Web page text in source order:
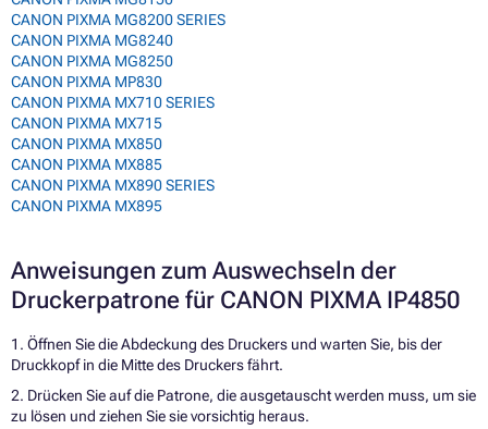
CANON PIXMA MG8200 SERIES
CANON PIXMA MG8240
CANON PIXMA MG8250
CANON PIXMA MP830
CANON PIXMA MX710 SERIES
CANON PIXMA MX715
CANON PIXMA MX850
CANON PIXMA MX885
CANON PIXMA MX890 SERIES
CANON PIXMA MX895
Anweisungen zum Auswechseln der
Druckerpatrone für CANON PIXMA IP4850
1. Öffnen Sie die Abdeckung des Druckers und warten Sie, bis der
Druckkopf in die Mitte des Druckers fährt.
2. Drücken Sie auf die Patrone, die ausgetauscht werden muss, um sie
zu lösen und ziehen Sie sie vorsichtig heraus.